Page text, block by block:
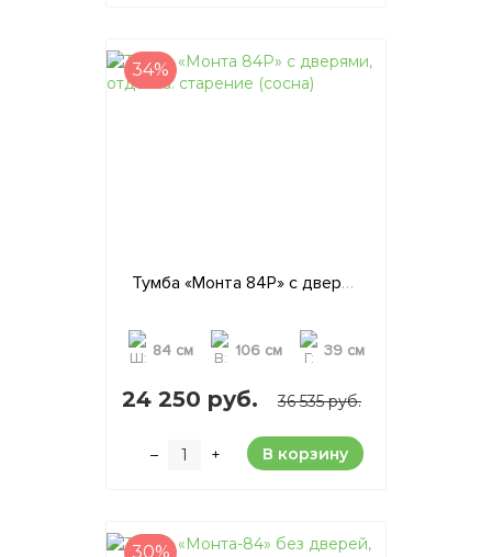
34%
Тумба «Монта 84P» с дверями, отделка: старение (сосна)
84 см 106 см 39 см
24 250 руб. 36 535 руб.
– + В корзину
30%